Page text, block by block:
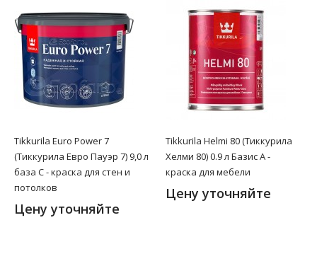
Tikkurila Euro Power 7
(Тиккурила Евро Пауэр 7) 9,0 л
база C - краска для стен и
потолков
Цену уточняйте
Tikkurila Helmi 80 (Тиккурила
Хелми 80) 0.9 л Базис A -
краска для мебели
Цену уточняйте